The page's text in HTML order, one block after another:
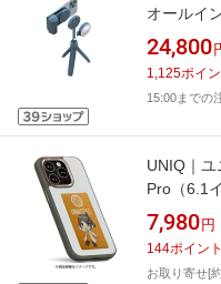
オールイ
24,800
1,125ポイン
15:00までの
UNIQ｜
Pro（6.1
7,980 円
144ポイント
お取り寄せ[